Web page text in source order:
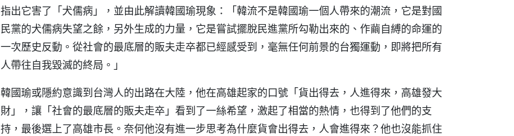
指出它害了「犬儒病」，並由此解讀韓國瑜現象：「韓流不是韓國瑜一個人帶來的潮流，它是對國
民黨的犬儒病失望之餘，另外生成的力量，它是嘗試擺脫民進黨所勾勒出來的、作繭自縛的命運的
一次歷史反動。從社會的最底層的販夫走卒都已經感受到，毫無任何前景的台獨運動，即將把所有
人帶往自我毀滅的終局。」
韓國瑜或隱約意識到台灣人的出路在大陸，他在高雄起家的口號「貨出得去，人進得來，高雄發大
財」，讓「社會的最底層的販夫走卒」看到了一絲希望，激起了相當的熱情，也得到了他們的支
持，最後選上了高雄市長。奈何他沒有進一步思考為什麼貨會出得去，人會進得來？他也沒能抓住